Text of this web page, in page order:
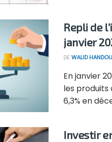
Repli de
janvier
DE WALID
En janvier
les produits
6,3% en
Investir